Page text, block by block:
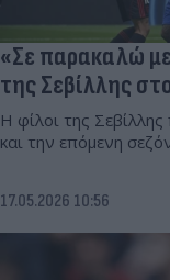
«Σε παρακαλώ
της Σεβίλλης
Η φίλοι της
και την επόμενη
17.05.2026 10:56